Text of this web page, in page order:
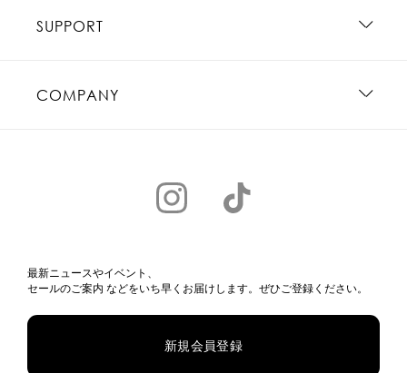
SUPPORT
COMPANY
最新ニュースやイベント、
セールのご案内 などをいち早くお届けします。ぜひご登録ください。
新規会員登録